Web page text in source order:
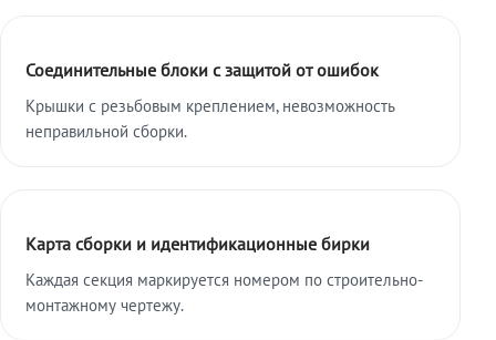
Соединительные блоки с защитой от ошибок
Крышки с резьбовым креплением, невозможность
неправильной сборки.
Карта сборки и идентификационные бирки
Каждая секция маркируется номером по строительно-
монтажному чертежу.